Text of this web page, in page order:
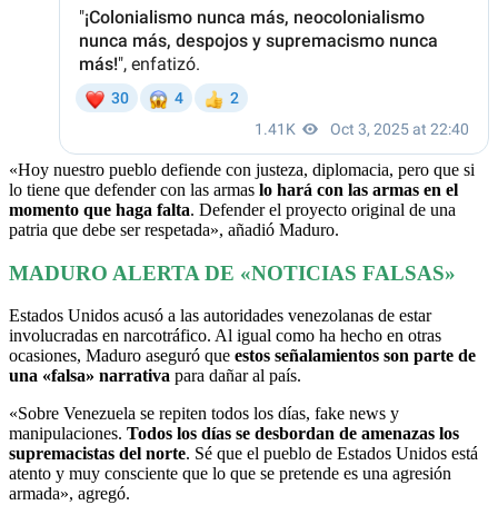
«Hoy nuestro pueblo defiende con justeza, diplomacia, pero que si
lo tiene que defender con las armas lo hará con las armas en el
momento que haga falta. Defender el proyecto original de una
patria que debe ser respetada», añadió Maduro.
MADURO ALERTA DE «NOTICIAS FALSAS»
Estados Unidos acusó a las autoridades venezolanas de estar
involucradas en narcotráfico. Al igual como ha hecho en otras
ocasiones, Maduro aseguró que estos señalamientos son parte de
una «falsa» narrativa para dañar al país.
«Sobre Venezuela se repiten todos los días, fake news y
manipulaciones. Todos los días se desbordan de amenazas los
supremacistas del norte. Sé que el pueblo de Estados Unidos está
atento y muy consciente que lo que se pretende es una agresión
armada», agregó.